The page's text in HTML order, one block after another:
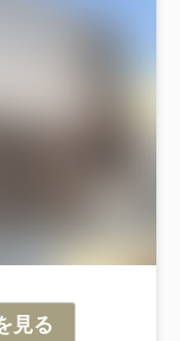
見る